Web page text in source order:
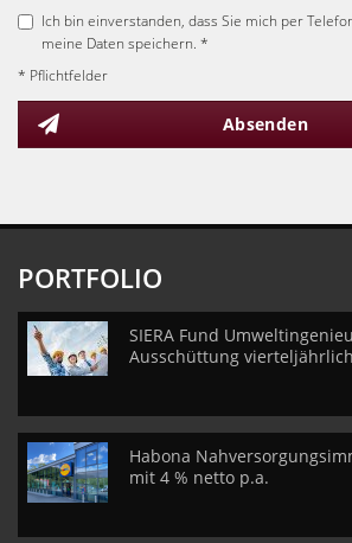
Ich bin einverstanden, dass Sie mich per
meine Daten speichern. *
* Pflichtfelder
Absenden
PORTFOLIO
SIERA Fund
Ausschüttung vierteljährlich
Habona
mit 4 % netto p.a.